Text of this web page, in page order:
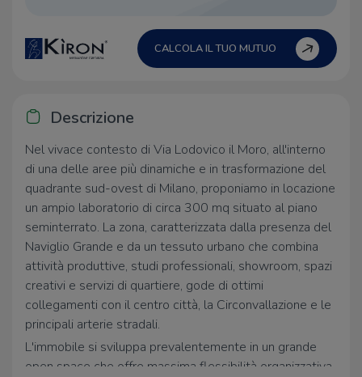
CALCOLA IL TUO MUTUO
Descrizione
Nel vivace contesto di Via Lodovico il Moro, all'interno
di una delle aree più dinamiche e in trasformazione del
quadrante sud-ovest di Milano, proponiamo in locazione
un ampio laboratorio di circa 300 mq situato al piano
seminterrato. La zona, caratterizzata dalla presenza del
Naviglio Grande e da un tessuto urbano che combina
attività produttive, studi professionali, showroom, spazi
creativi e servizi di quartiere, gode di ottimi
collegamenti con il centro città, la Circonvallazione e le
principali arterie stradali.
L'immobile si sviluppa prevalentemente in un grande
open space che offre massima flessibilità organizzativa